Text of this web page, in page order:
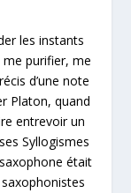
les instants
me purifier, me
d’une note
Platon, quand
entrevoir un
Syllogismes
était